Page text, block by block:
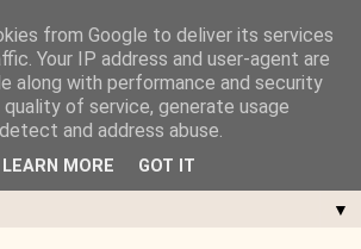
▼
from Google to deliver its services
Your IP address and user-agent are
along with performance and security
of service, generate usage
and address abuse.
LEARN MORE GOT IT